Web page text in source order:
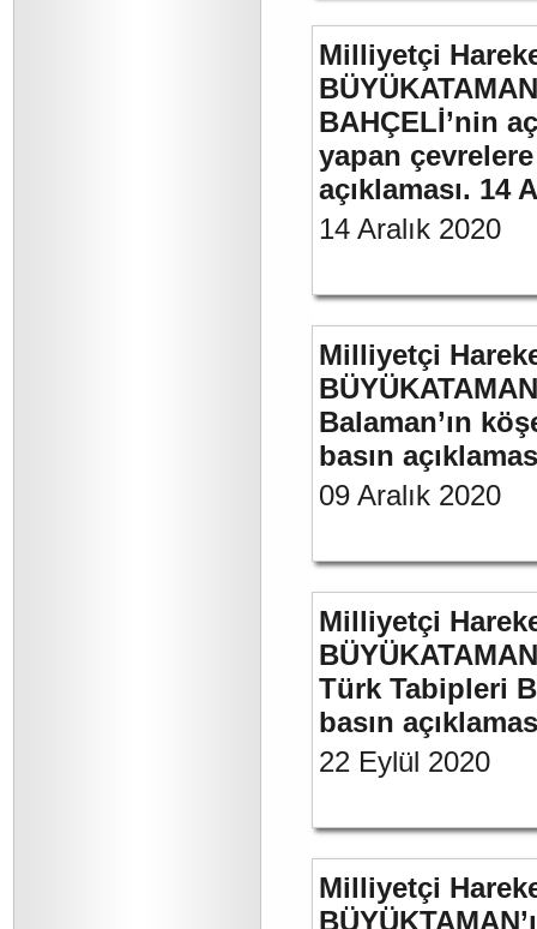
Milliyetçi
BAHÇELİ’nin
yapan
açıklaması. 14
14 Aralık 2020
Milliyetçi
Balaman’ın
basın
09 Aralık 2020
Milliyetçi
Türk Tabipleri
basın
22 Eylül 2020
Milliyetçi